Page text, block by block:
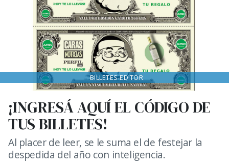
¡INGRESÁ AQUÍ EL CÓDIGO DE
TUS BILLETES!
Al placer de leer, se le suma el de festejar la
despedida del año con inteligencia.
BILLETES-EDITOR